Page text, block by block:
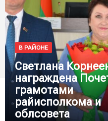
В РАЙОНЕ
Светлана
награждена
грамотами
райисполкома и
облсовета